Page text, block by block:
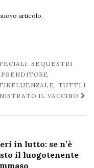
articolo.
SEQUESTRI
TUTTI I
IL VACCINO
in lutto: se n’è
il luogotenente